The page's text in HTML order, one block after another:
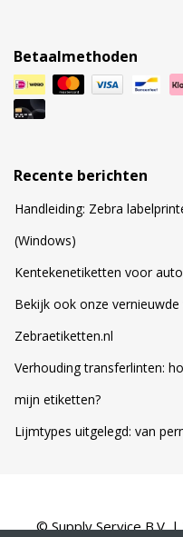
Betaalmethoden
Recente berichten
Handleiding: Zebra
(Windows)
Kentekenetiketten voor
Bekijk ook onze vernieuwde
Zebraetiketten.nl
Verhouding transferlinten:
mijn etiketten?
Lijmtypes uitgelegd: van
© Supply Service B.V.